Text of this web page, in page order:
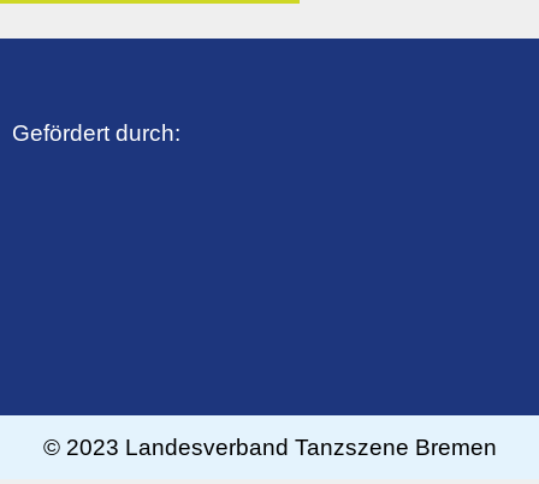
Gefördert durch:
© 2023 Landesverband Tanzszene Bremen